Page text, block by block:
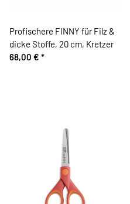
Profischere FINNY für Filz &
dicke Stoffe, 20 cm, Kretzer
68,00 € *